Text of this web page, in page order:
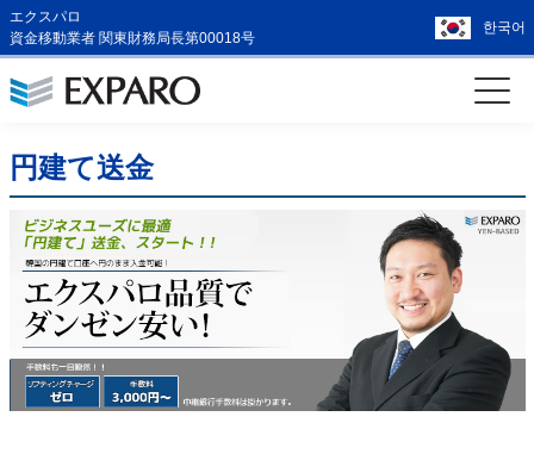
エクスパロ
資金移動業者 関東財務局長第00018号
한국어
円建て送金